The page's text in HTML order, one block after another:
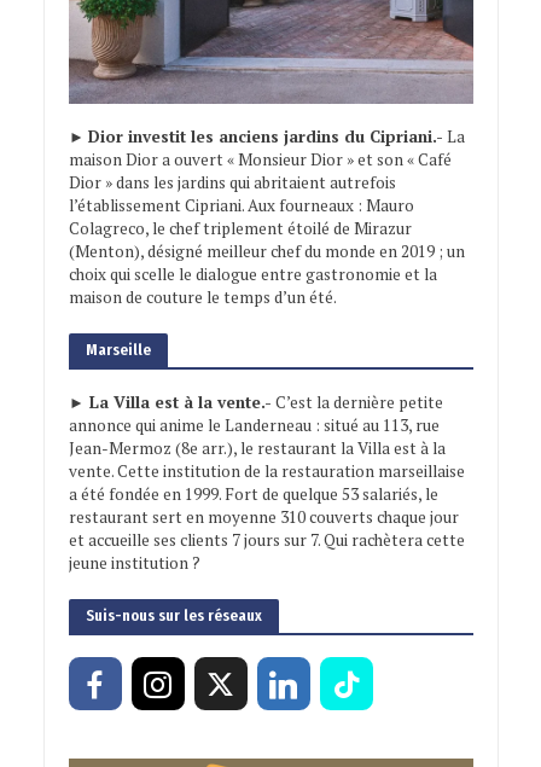
► Dior investit les anciens jardins du Cipriani.- La
maison Dior a ouvert « Monsieur Dior » et son « Café
Dior » dans les jardins qui abritaient autrefois
l’établissement Cipriani. Aux fourneaux : Mauro
Colagreco, le chef triplement étoilé de Mirazur
(Menton), désigné meilleur chef du monde en 2019 ; un
choix qui scelle le dialogue entre gastronomie et la
maison de couture le temps d’un été.
Marseille
► La Villa est à la vente.- C’est la dernière petite
annonce qui anime le Landerneau : situé au 113, rue
Jean-Mermoz (8e arr.), le restaurant la Villa est à la
vente. Cette institution de la restauration marseillaise
a été fondée en 1999. Fort de quelque 53 salariés, le
restaurant sert en moyenne 310 couverts chaque jour
et accueille ses clients 7 jours sur 7. Qui rachètera cette
jeune institution ?
Suis-nous sur les réseaux